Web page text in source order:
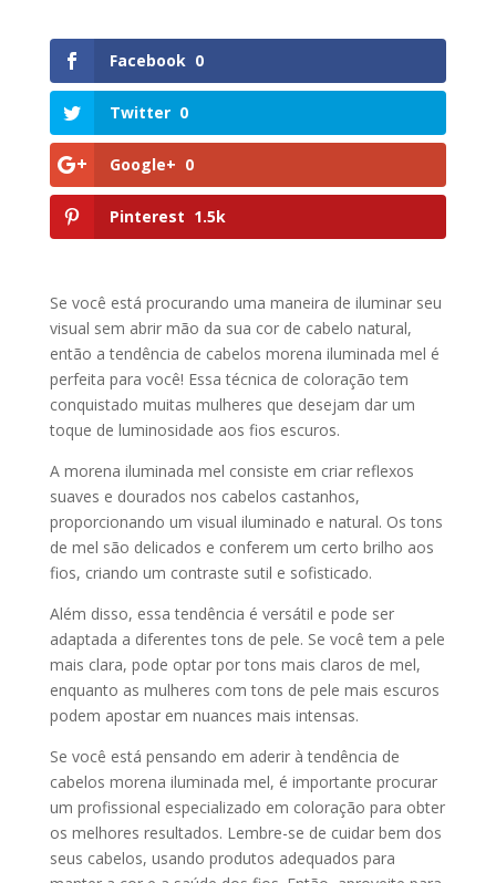
Facebook 0
Twitter 0
Google+ 0
Pinterest 1.5k
Se você está procurando uma maneira de iluminar seu
visual sem abrir mão da sua cor de cabelo natural,
então a tendência de cabelos morena iluminada mel é
perfeita para você! Essa técnica de coloração tem
conquistado muitas mulheres que desejam dar um
toque de luminosidade aos fios escuros.
A morena iluminada mel consiste em criar reflexos
suaves e dourados nos cabelos castanhos,
proporcionando um visual iluminado e natural. Os tons
de mel são delicados e conferem um certo brilho aos
fios, criando um contraste sutil e sofisticado.
Além disso, essa tendência é versátil e pode ser
adaptada a diferentes tons de pele. Se você tem a pele
mais clara, pode optar por tons mais claros de mel,
enquanto as mulheres com tons de pele mais escuros
podem apostar em nuances mais intensas.
Se você está pensando em aderir à tendência de
cabelos morena iluminada mel, é importante procurar
um profissional especializado em coloração para obter
os melhores resultados. Lembre-se de cuidar bem dos
seus cabelos, usando produtos adequados para